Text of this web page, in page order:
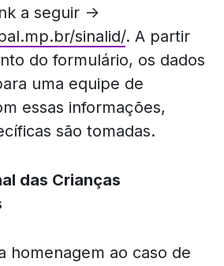
a seguir ->
sinalid/. A partir
do formulário, os dados
uma equipe de
essas informações,
são tomadas.
das Crianças
homenagem ao caso de